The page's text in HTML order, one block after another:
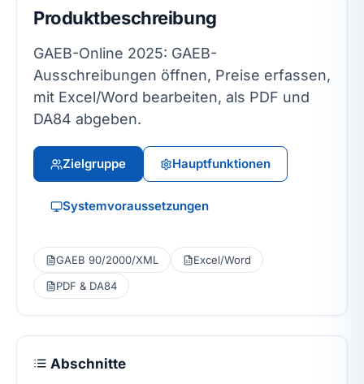
Produktbeschreibung
GAEB-Online 2025: GAEB-
Ausschreibungen öffnen, Preise erfassen,
mit Excel/Word bearbeiten, als PDF und
DA84 abgeben.
Zielgruppe Hauptfunktionen
Systemvoraussetzungen
GAEB 90/2000/XML
Excel/Word
PDF & DA84
Abschnitte